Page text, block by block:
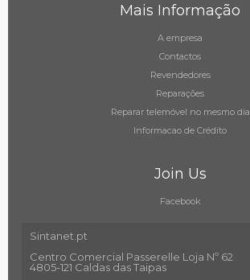
Mais Informação
A empresa
Contactos
Revendedores
Reparações
Reparar telemóvel no mesmo dia
Informacao de Crédito
Join Us
Facebook
Sintanet.pt
Centro Comercial Passerelle Loja Nº 62
4805-121 Caldas das Taipas